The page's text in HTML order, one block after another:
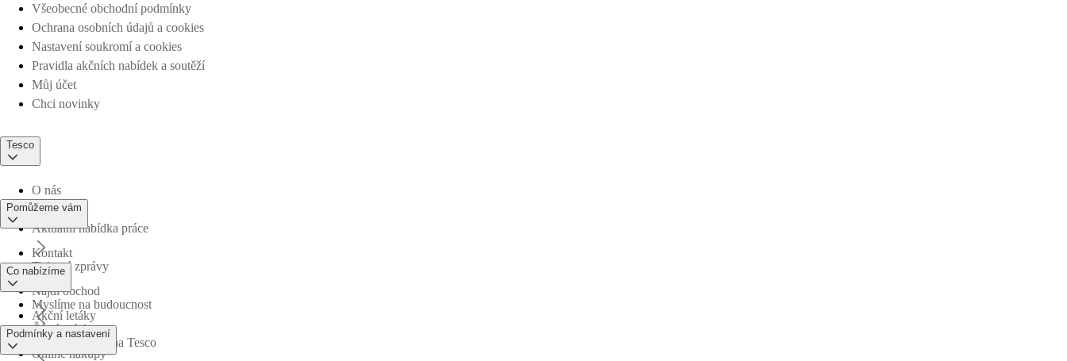
Všeobecné obchodní podmínky
Ochrana osobních údajů a cookies
Nastavení soukromí a cookies
Pravidla akčních nabídek a soutěží
Můj účet
Chci novinky
Tesco
O nás
Aktuální nabídka práce
Tiskové zprávy
Myslíme na budoucnost
Obchodní skupina Tesco
Pomůžeme vám
Kontakt
Najdi obchod
Časté otázky
Co nabízíme
Akční letáky
Online nákupy
Podmínky a nastavení